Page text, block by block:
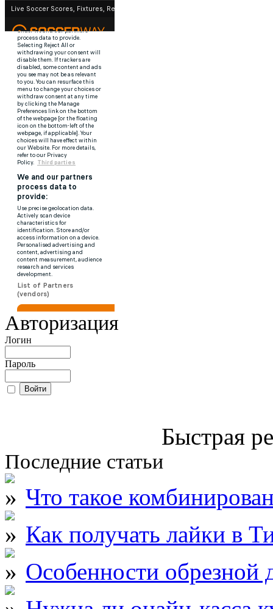
Авторизация
Логин
Пароль
Быстрая
Последние статьи
Что такое
Как получать лайки в
Особенности обрезной